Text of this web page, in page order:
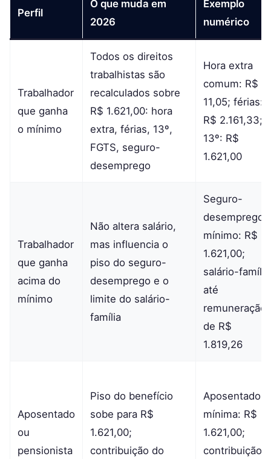
Perfil
O que muda em
2026
Exemplo
numérico
Trabalhador
que ganha
o mínimo
Todos os direitos
trabalhistas são
recalculados sobre
R$ 1.621,00: hora
extra, férias, 13º,
FGTS, seguro-
desemprego
Hora extra
comum: R$
11,05; férias:
R$ 2.161,33;
13º: R$
1.621,00
Trabalhador
que ganha
acima do
mínimo
Não altera salário,
mas influencia o
piso do seguro-
desemprego e o
limite do salário-
família
Seguro-
desemprego
mínimo: R$
1.621,00;
salário-família
até
remuneração
de R$
1.819,26
Aposentado
ou
pensionista
Piso do benefício
sobe para R$
1.621,00;
contribuição do
mínima: R$
1.621,00;
contribuição